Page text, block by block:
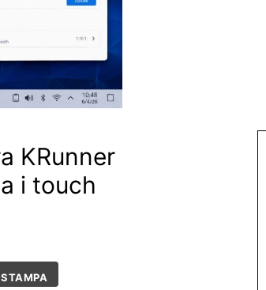
KRunner
i touch
STAMPA